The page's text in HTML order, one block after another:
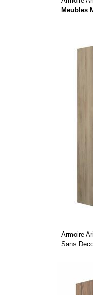
Meubles
Armoire
Sans